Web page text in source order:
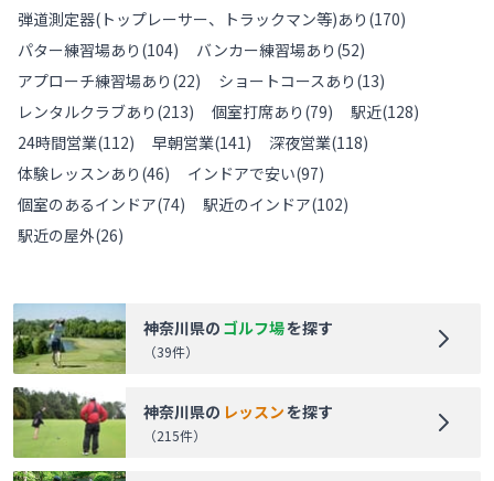
弾道測定器(トップレーサー、トラックマン等)あり (170)
パター練習場あり (104) バンカー練習場あり (52)
アプローチ練習場あり (22) ショートコースあり (13)
レンタルクラブあり (213) 個室打席あり (79) 駅近(128)
24時間営業(112) 早朝営業(141) 深夜営業(118)
体験レッスンあり (46) インドアで安い(97)
個室のあるインドア(74) 駅近のインドア(102)
駅近の屋外(26)
神奈川県の ゴルフ場を探す
（39件）
神奈川県の レッスンを探す
（215件）